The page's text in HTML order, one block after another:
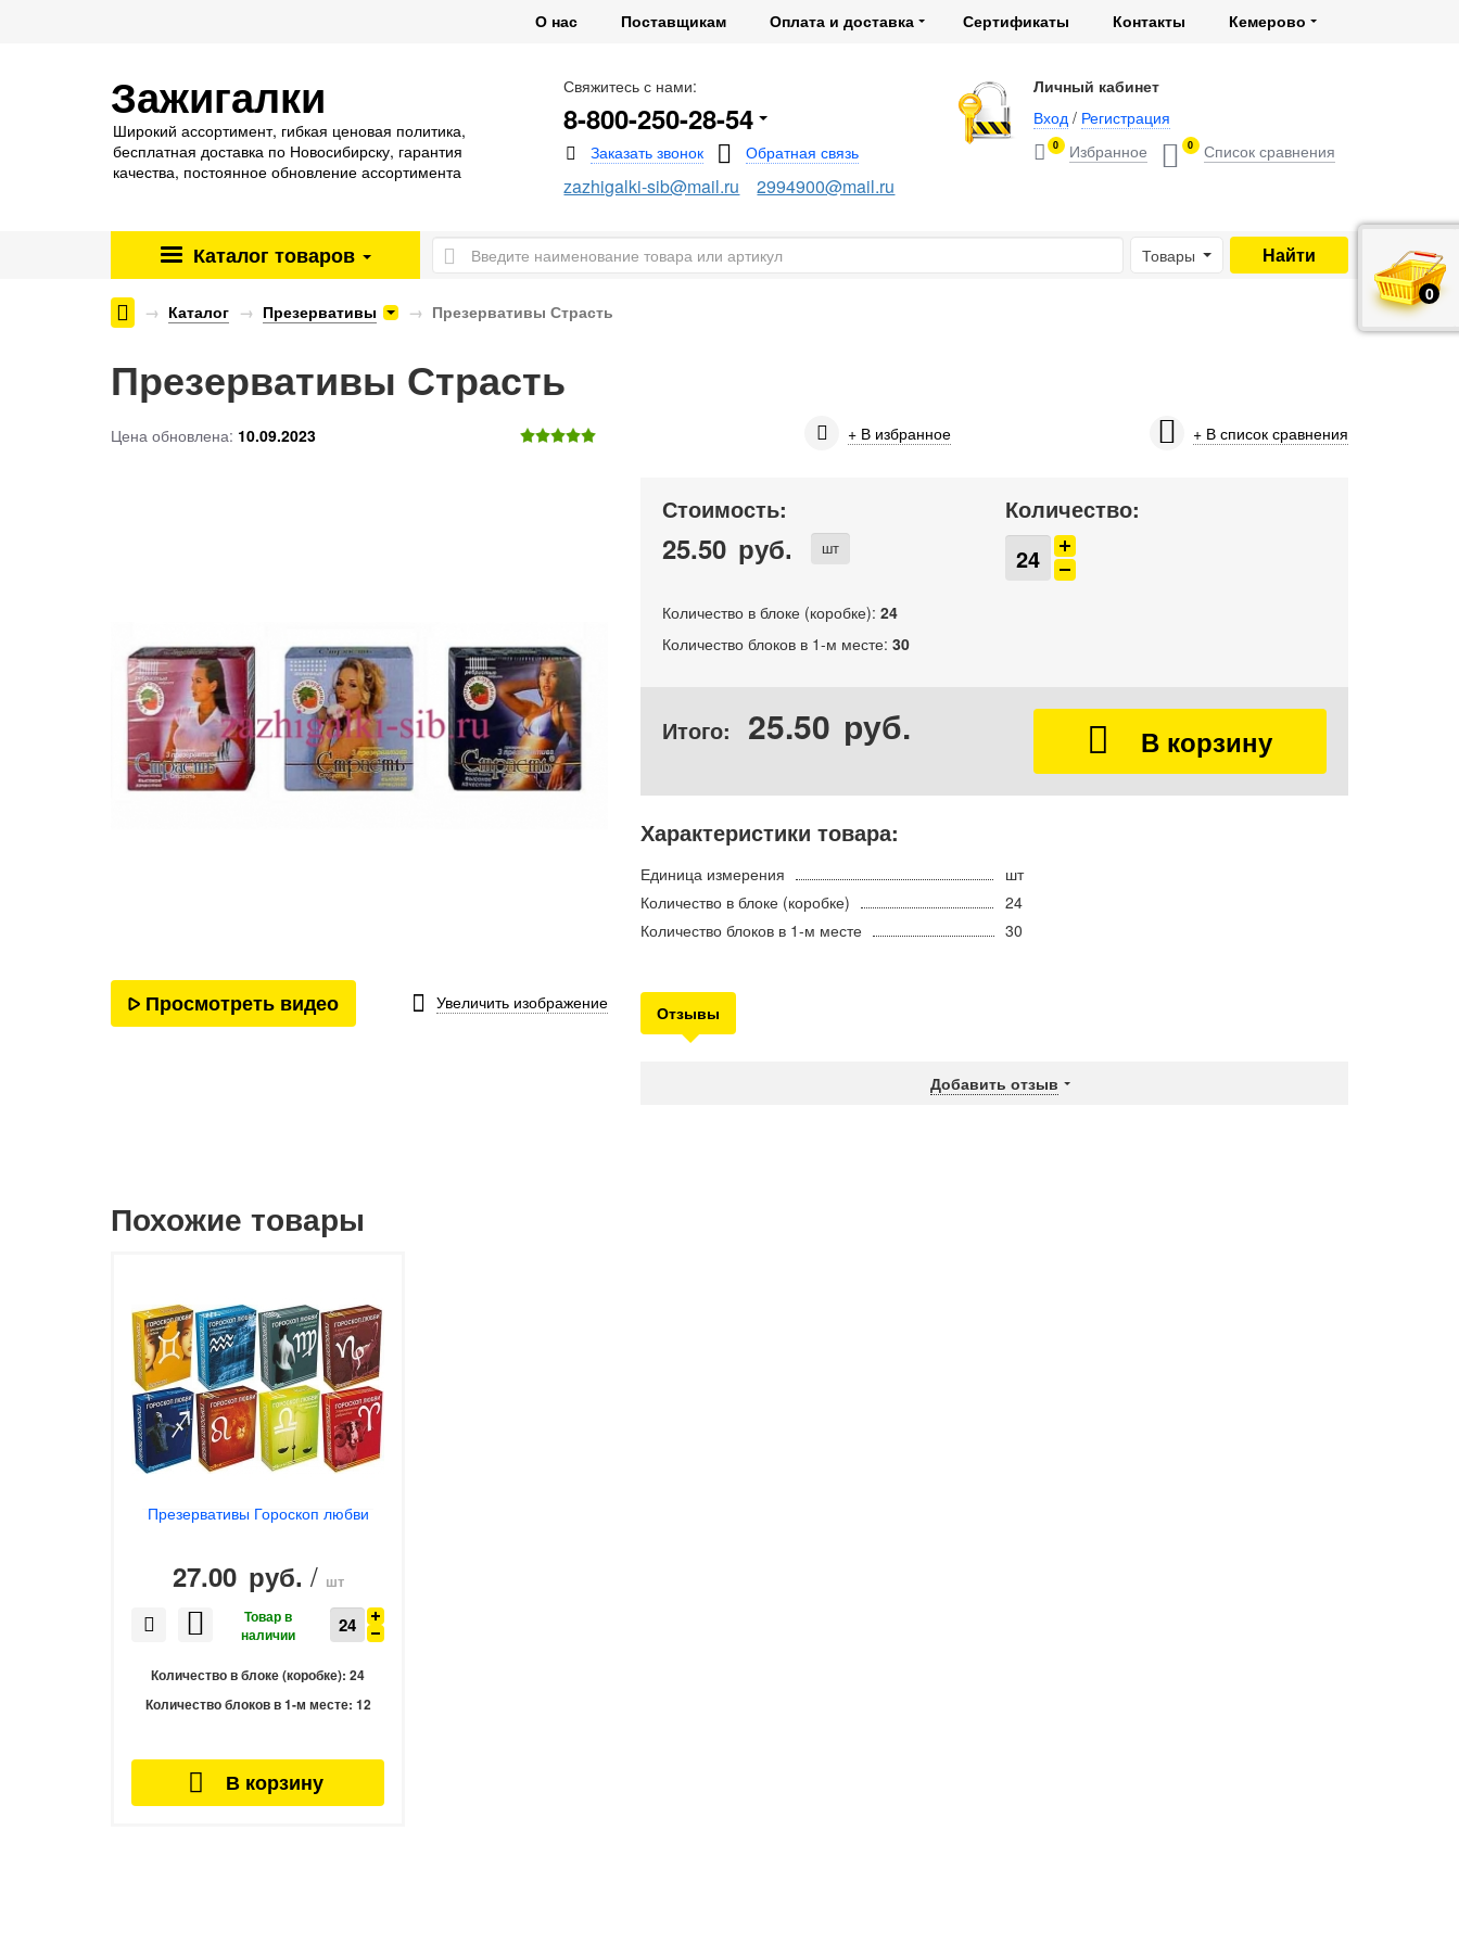
О нас Поставщикам Оплата и доставка Сертификаты Контакты Кемерово
Зажигалки
Широкий ассортимент, гибкая ценовая политика,
бесплатная доставка по Новосибирску, гарантия
качества, постоянное обновление ассортимента
Свяжитесь с нами:
8-800-250-28-54
zazhigalki-sib@mail.ru 2994900@mail.ru
Личный кабинет
Вход / Регистрация
0 0
Каталог товаров Товары
Каталог Презервативы Презервативы Страсть
Презервативы Страсть
Цена обновлена: 10.09.2023
Просмотреть видео Увеличить изображение
Стоимость:
25.50 руб. шт
Количество:
Количество в блоке (коробке): 24
Количество блоков в 1-м месте: 30
Итого: 25.50 руб.
Характеристики товара:
Единица измерения
шт
Количество в блоке (коробке)
24
Количество блоков в 1-м месте
30
Отзывы
Добавить отзыв
Похожие товары
Презервативы Гороскоп любви
27.00 руб. / шт
Количество в блоке (коробке): 24
Количество блоков в 1-м месте: 12
0
руб.